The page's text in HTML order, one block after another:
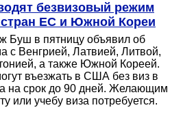
безвизовый режим
ЕС и Южной Кореи
Буш в пятницу объявил об
с Венгрией, Латвией, Литвой,
а также Южной Кореей.
въезжать в США без виз в
на срок до 90 дней. Желающим
или учебу виза потребуется.